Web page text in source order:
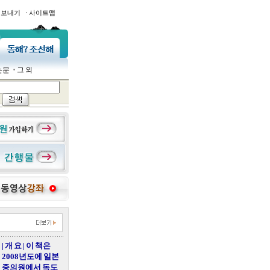
내기 · 사이트맵
문 그 외
| 개 요 | 이 책은
2008년도에 일본
중의원에서 독도